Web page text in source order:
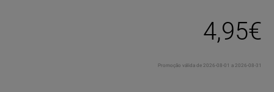
4,95€
Promoção válida de 2026-08-01 a 2026-08-31